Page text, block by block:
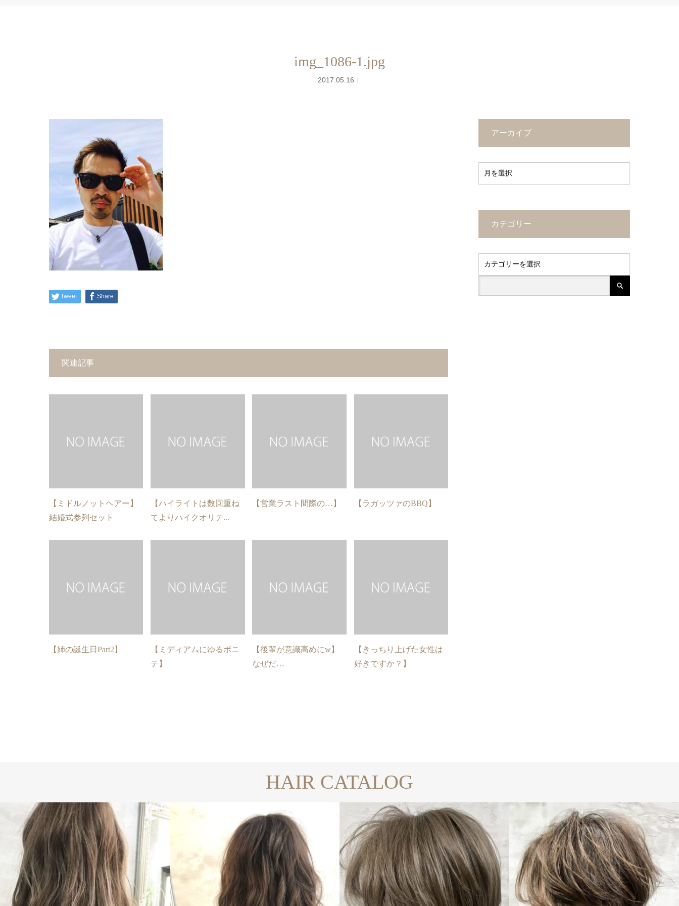
img_1086-1.jpg
2017.05.16
Tweet Share
関連記事
【ミドルノットヘアー】
結婚式参列セット
【ハイライトは数回重ね
てよりハイクオリテ...
【営業ラスト間際の…】 【ラガッツァのBBQ】
【姉の誕生日Part2】
【ミディアムにゆるポニ
テ】
【後輩が意識高めにw】
なぜだ…
【きっちり上げた女性は
好きですか？】
アーカイブ
カテゴリー
HAIR CATALOG